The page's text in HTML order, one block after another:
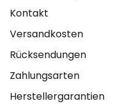
Kontakt
Versandkosten
Rücksendungen
Zahlungsarten
Herstellergarantien